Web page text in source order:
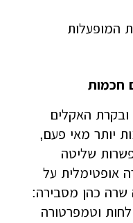
המופעלות
חכמות
ובקרת האקלים
יותר מאי פעם,
שליטה
אופטימלית על
שרה כהן מסבירה:
וטמפרטורה